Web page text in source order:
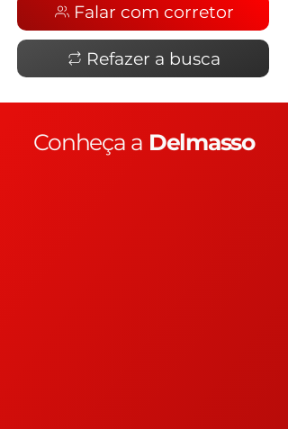
Falar com corretor
Refazer a busca
Conheça a Delmasso